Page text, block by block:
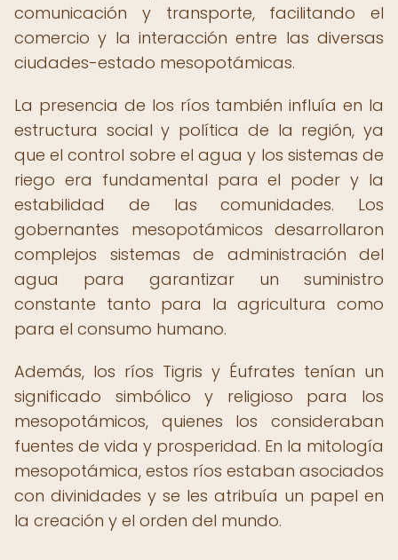
comunicación y transporte, facilitando el
comercio y la interacción entre las diversas
ciudades-estado mesopotámicas.
La presencia de los ríos también influía en la
estructura social y política de la región, ya
que el control sobre el agua y los sistemas de
riego era fundamental para el poder y la
estabilidad de las comunidades. Los
gobernantes mesopotámicos desarrollaron
complejos sistemas de administración del
agua para garantizar un suministro
constante tanto para la agricultura como
para el consumo humano.
Además, los ríos Tigris y Éufrates tenían un
significado simbólico y religioso para los
mesopotámicos, quienes los consideraban
fuentes de vida y prosperidad. En la mitología
mesopotámica, estos ríos estaban asociados
con divinidades y se les atribuía un papel en
la creación y el orden del mundo.